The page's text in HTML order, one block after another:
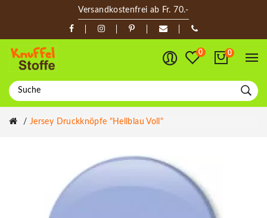
Versandkostenfrei ab Fr. 70.-
0 0
Jersey Druckknöpfe "Hellblau Voll"